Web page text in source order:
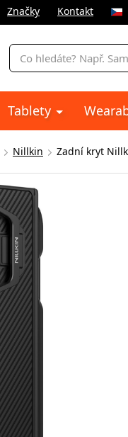
Značky Kontakt
Vyhledávání
Tablety
Nillkin Zadní kryt